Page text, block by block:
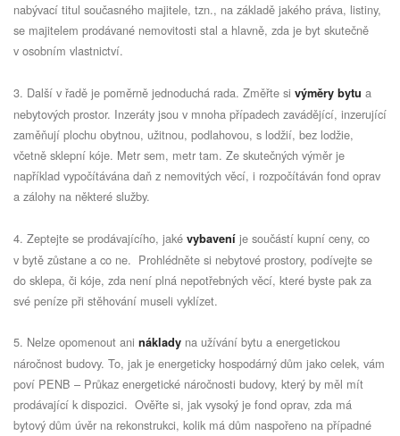
nabývací titul současného majitele, tzn., na základě jakého práva, listiny,
se majitelem prodávané nemovitosti stal a hlavně, zda je byt skutečně
v osobním vlastnictví.
3. Další v řadě je poměrně jednoduchá rada. Změřte si výměry bytu a
nebytových prostor. Inzeráty jsou v mnoha případech zavádějící, inzerující
zaměňují plochu obytnou, užitnou, podlahovou, s lodžií, bez lodžie,
včetně sklepní kóje. Metr sem, metr tam. Ze skutečných výměr je
například vypočítávána daň z nemovitých věcí, i rozpočítáván fond oprav
a zálohy na některé služby.
4. Zeptejte se prodávajícího, jaké vybavení je součástí kupní ceny, co
v bytě zůstane a co ne. Prohlédněte si nebytové prostory, podívejte se
do sklepa, či kóje, zda není plná nepotřebných věcí, které byste pak za
své peníze při stěhování museli vyklízet.
5. Nelze opomenout ani náklady na užívání bytu a energetickou
náročnost budovy. To, jak je energeticky hospodárný dům jako celek, vám
poví PENB – Průkaz energetické náročnosti budovy, který by měl mít
prodávající k dispozici. Ověřte si, jak vysoký je fond oprav, zda má
bytový dům úvěr na rekonstrukci, kolik má dům naspořeno na případné